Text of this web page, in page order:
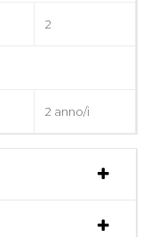
2
2 anno/i